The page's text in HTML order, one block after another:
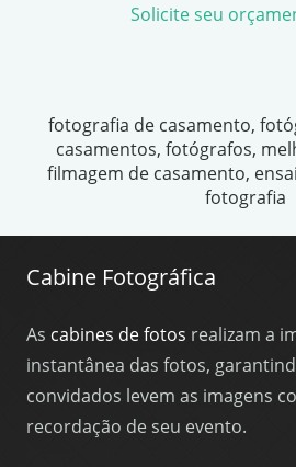
Solicite seu
fotografia de casamento,
casamentos, fotógrafos,
filmagem de casamento,
fotografia
Cabine Fotográfica
As cabines de fotos realizam a
instantânea das fotos,
convidados levem as imagens
recordação de seu evento.